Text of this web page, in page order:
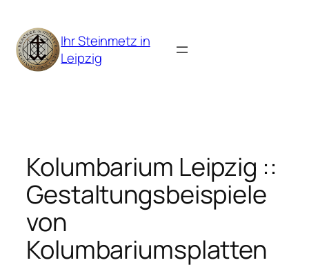
Inhalt
springen Ihr Steinmetz in
Leipzig
Kolumbarium Leipzig ::
Gestaltungsbeispiele
von
Kolumbariumsplatten